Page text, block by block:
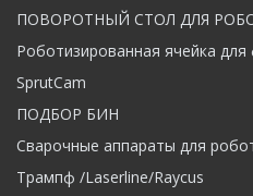
ПОВОРОТНЫЙ СТОЛ ДЛЯ
Роботизированная ячейка для
SprutCam
ПОДБОР БИН
Сварочные аппараты для
Трампф /Laserline/Raycus